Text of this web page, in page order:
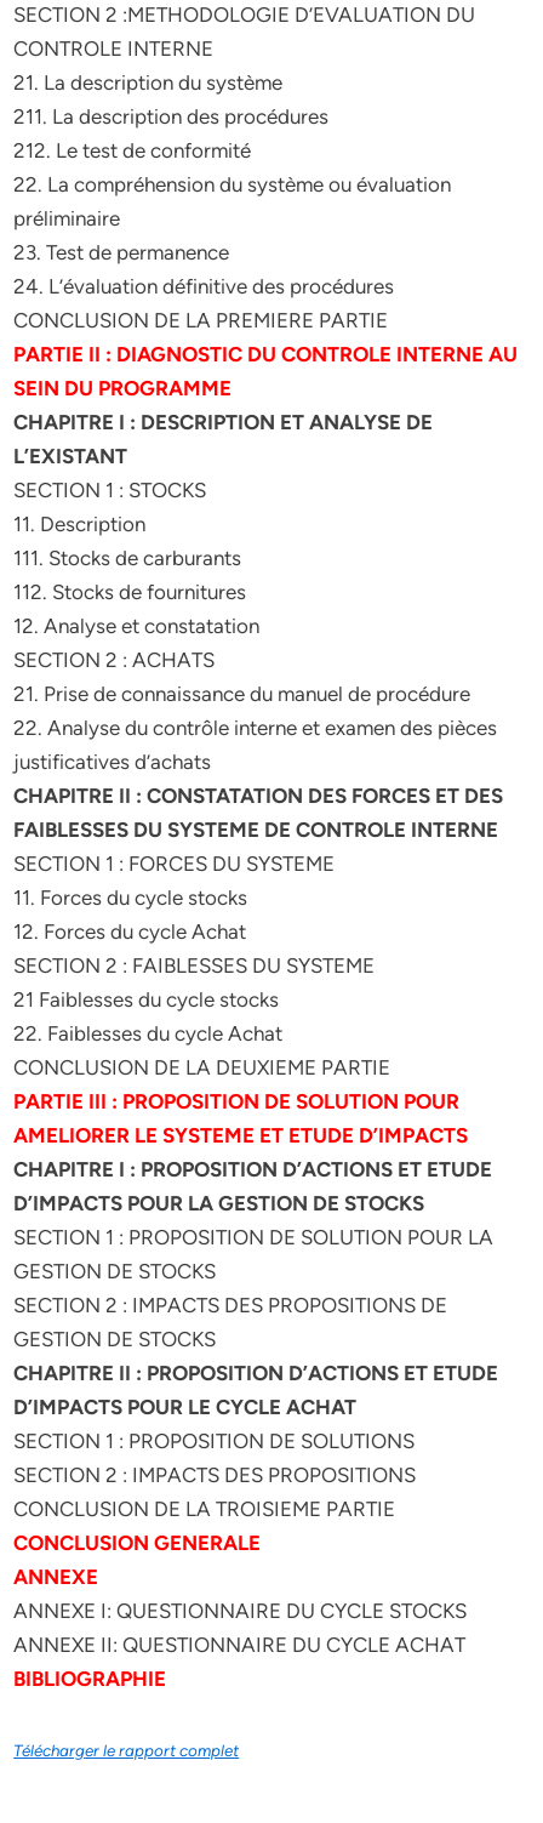
SECTION 2 :METHODOLOGIE D’EVALUATION DU
CONTROLE INTERNE
21. La description du système
211. La description des procédures
212. Le test de conformité
22. La compréhension du système ou évaluation
préliminaire
23. Test de permanence
24. L’évaluation définitive des procédures
CONCLUSION DE LA PREMIERE PARTIE
PARTIE II : DIAGNOSTIC DU CONTROLE INTERNE AU
SEIN DU PROGRAMME
CHAPITRE I : DESCRIPTION ET ANALYSE DE
L’EXISTANT
SECTION 1 : STOCKS
11. Description
111. Stocks de carburants
112. Stocks de fournitures
12. Analyse et constatation
SECTION 2 : ACHATS
21. Prise de connaissance du manuel de procédure
22. Analyse du contrôle interne et examen des pièces
justificatives d’achats
CHAPITRE II : CONSTATATION DES FORCES ET DES
FAIBLESSES DU SYSTEME DE CONTROLE INTERNE
SECTION 1 : FORCES DU SYSTEME
11. Forces du cycle stocks
12. Forces du cycle Achat
SECTION 2 : FAIBLESSES DU SYSTEME
21 Faiblesses du cycle stocks
22. Faiblesses du cycle Achat
CONCLUSION DE LA DEUXIEME PARTIE
PARTIE III : PROPOSITION DE SOLUTION POUR
AMELIORER LE SYSTEME ET ETUDE D’IMPACTS
CHAPITRE I : PROPOSITION D’ACTIONS ET ETUDE
D’IMPACTS POUR LA GESTION DE STOCKS
SECTION 1 : PROPOSITION DE SOLUTION POUR LA
GESTION DE STOCKS
SECTION 2 : IMPACTS DES PROPOSITIONS DE
GESTION DE STOCKS
CHAPITRE II : PROPOSITION D’ACTIONS ET ETUDE
D’IMPACTS POUR LE CYCLE ACHAT
SECTION 1 : PROPOSITION DE SOLUTIONS
SECTION 2 : IMPACTS DES PROPOSITIONS
CONCLUSION DE LA TROISIEME PARTIE
CONCLUSION GENERALE
ANNEXE
ANNEXE I: QUESTIONNAIRE DU CYCLE STOCKS
ANNEXE II: QUESTIONNAIRE DU CYCLE ACHAT
BIBLIOGRAPHIE
Télécharger le rapport complet